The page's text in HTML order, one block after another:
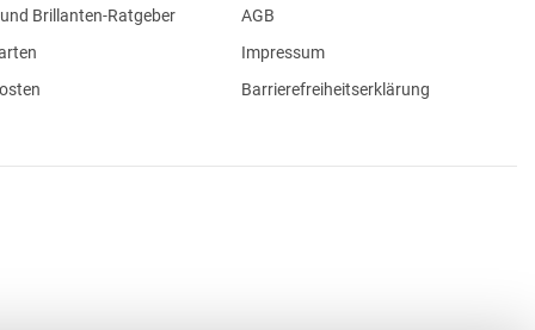
Brillanten-Ratgeber
AGB
Impressum
Barrierefreiheitserklärung